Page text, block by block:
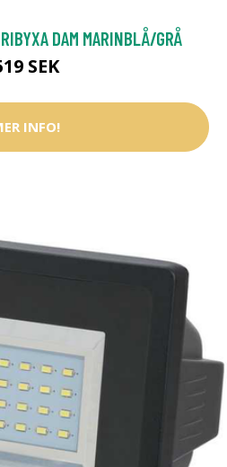
DAM MARINBLÅ/GRÅ
SEK
INFO!